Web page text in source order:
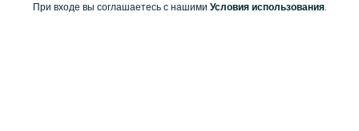
При входе вы соглашаетесь с нашими Условия использования.